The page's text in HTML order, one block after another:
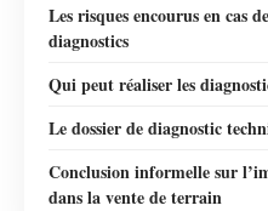
Les risques encourus en cas
diagnostics
Qui peut réaliser les
Le dossier de diagnostic
Conclusion informelle sur
dans la vente de terrain